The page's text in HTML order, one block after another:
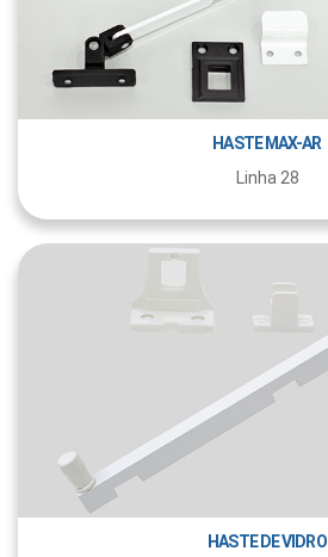
HASTE MAX-AR
Linha 28
HASTE DE VIDRO